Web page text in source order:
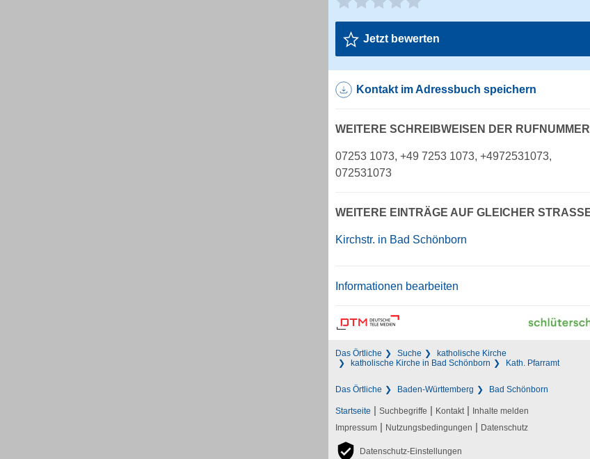
Jetzt bewerten
Kontakt im Adressbuch speichern
WEITERE SCHREIBWEISEN DER RUFNUMMER
07253 1073, +49 7253 1073, +4972531073,
072531073
WEITERE EINTRÄGE AUF GLEICHER STRASSE
Kirchstr. in Bad Schönborn
Informationen bearbeiten
Das Örtliche Suche
katholische Kirche
katholische Kirche in Bad Schönborn
Kath. Pfarramt
Das Örtliche Baden-Württemberg Bad Schönborn
Startseite | Suchbegriffe | Kontakt | Inhalte melden
Impressum | Nutzungsbedingungen | Datenschutz
Datenschutz-Einstellungen